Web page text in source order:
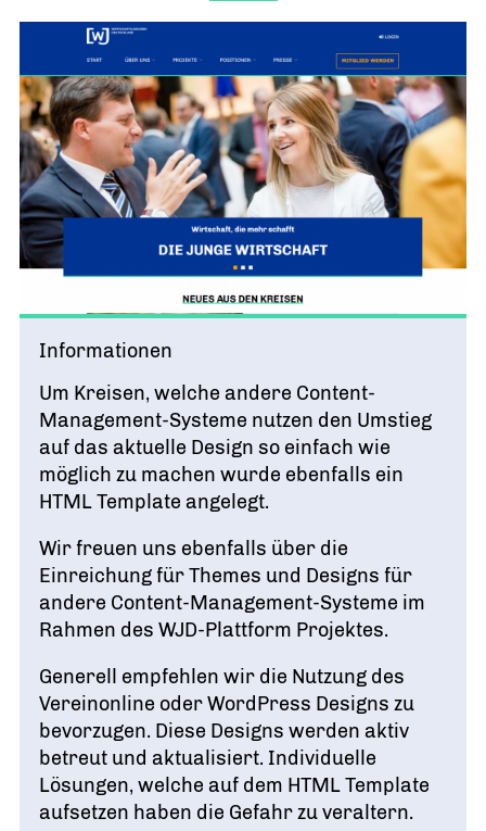
Das Team
Taskforce
Mitmachen
HTML Design
FÜR WEBDESIGNER
Newsletter Design
FÜR CLEVERREACH
Informationen
Um Kreisen, welche andere Content-
Management-Systeme nutzen den Umstieg
auf das aktuelle Design so einfach wie
möglich zu machen wurde ebenfalls ein
HTML Template angelegt.
Wir freuen uns ebenfalls über die
Einreichung für Themes und Designs für
andere Content-Management-Systeme im
Rahmen des WJD-Plattform Projektes.
Generell empfehlen wir die Nutzung des
Vereinonline oder WordPress Designs zu
bevorzugen. Diese Designs werden aktiv
betreut und aktualisiert. Individuelle
Lösungen, welche auf dem HTML Template
aufsetzen haben die Gefahr zu veraltern.